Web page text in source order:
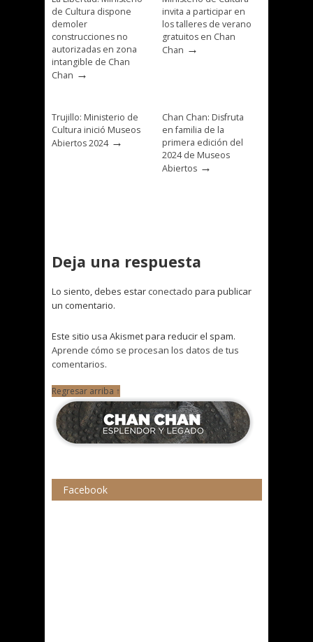
de Cultura dispone
demoler
construcciones no
autorizadas en zona
intangible de Chan
Chan →
invita a participar en
los talleres de verano
gratuitos en Chan
Chan →
Trujillo: Ministerio de
Cultura inició Museos
Abiertos 2024→
Chan Chan: Disfruta
en familia de la
primera edición del
2024 de Museos
Abiertos →
Deja una respuesta
Lo siento, debes estar conectado para publicar
un comentario.
Este sitio usa Akismet para reducir el spam.
Aprende cómo se procesan los datos de tus
comentarios.
Regresar arriba ↑
Facebook